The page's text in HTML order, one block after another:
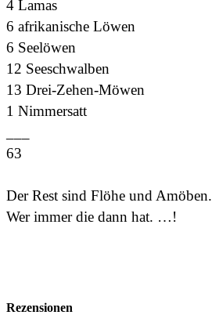
4 Lamas
6 afrikanische Löwen
6 Seelöwen
12 Seeschwalben
13 Drei-Zehen-Möwen
1 Nimmersatt
63
Der Rest sind Flöhe und Amöben.
Wer immer die dann hat. …!
Rezensionen